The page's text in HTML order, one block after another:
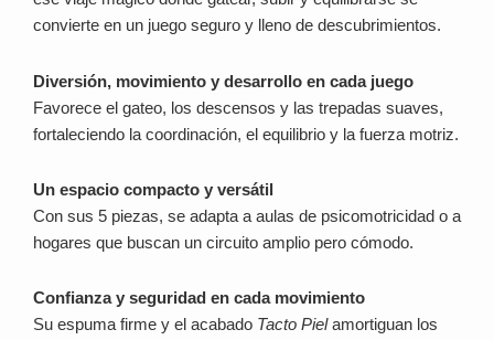
convierte en un juego seguro y lleno de descubrimientos.
Diversión, movimiento y desarrollo en cada juego
Favorece el gateo, los descensos y las trepadas suaves,
fortaleciendo la coordinación, el equilibrio y la fuerza motriz.
Un espacio compacto y versátil
Con sus 5 piezas, se adapta a aulas de psicomotricidad o a
hogares que buscan un circuito amplio pero cómodo.
Confianza y seguridad en cada movimiento
Su espuma firme y el acabado Tacto Pielamortiguan los